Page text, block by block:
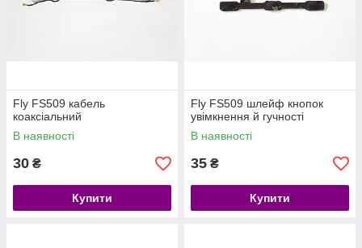
Fly FS509 кабель
коаксіальний
В наявності
30 ₴
Купити
Fly FS509 шлейф кнопок
увімкнення й гучності
В наявності
35 ₴
Купити